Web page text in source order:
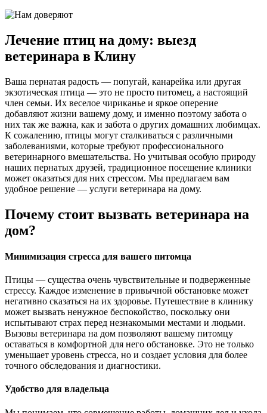
Лечение птиц на дому: выезд
ветеринара в Клину
Ваша пернатая радость — попугай, канарейка или другая
экзотическая птица — это не просто питомец, а настоящий
член семьи. Их веселое чириканье и яркое оперение
добавляют жизни вашему дому, и именно поэтому забота о
них так же важна, как и забота о других домашних любимцах.
К сожалению, птицы могут сталкиваться с различными
заболеваниями, которые требуют профессионального
ветеринарного вмешательства. Но учитывая особую природу
наших пернатых друзей, традиционное посещение клиники
может оказаться для них стрессом. Мы предлагаем вам
удобное решение — услуги ветеринара на дому.
Почему стоит вызвать ветеринара на
дом?
Минимизация стресса для вашего питомца
Птицы — существа очень чувствительные и подверженные
стрессу. Каждое изменение в привычной обстановке может
негативно сказаться на их здоровье. Путешествие в клинику
может вызвать ненужное беспокойство, поскольку они
испытывают страх перед незнакомыми местами и людьми.
Вызовы ветеринара на дом позволяют вашему питомцу
оставаться в комфортной для него обстановке. Это не только
уменьшает уровень стресса, но и создает условия для более
точного обследования и диагностики.
Удобство для владельца